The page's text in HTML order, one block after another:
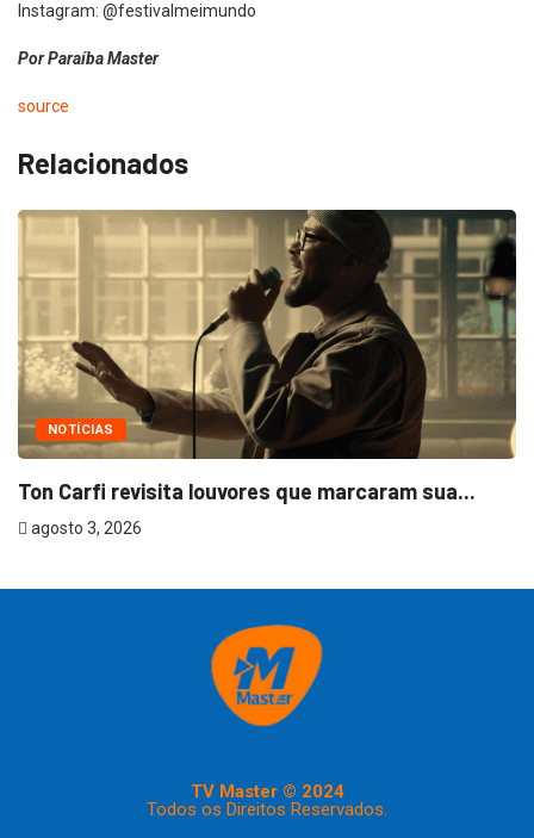
Instagram: @festivalmeimundo
Por Paraíba Master
source
Relacionados
NOTÍCIAS
Ton Carfi revisita louvores que marcaram sua...
agosto 3, 2026
TV Master © 2024
Todos os Direitos Reservados.